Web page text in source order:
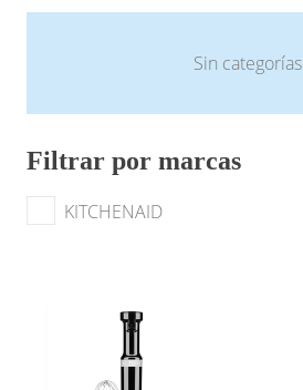
Sin categorías
Filtrar por marcas
KITCHENAID